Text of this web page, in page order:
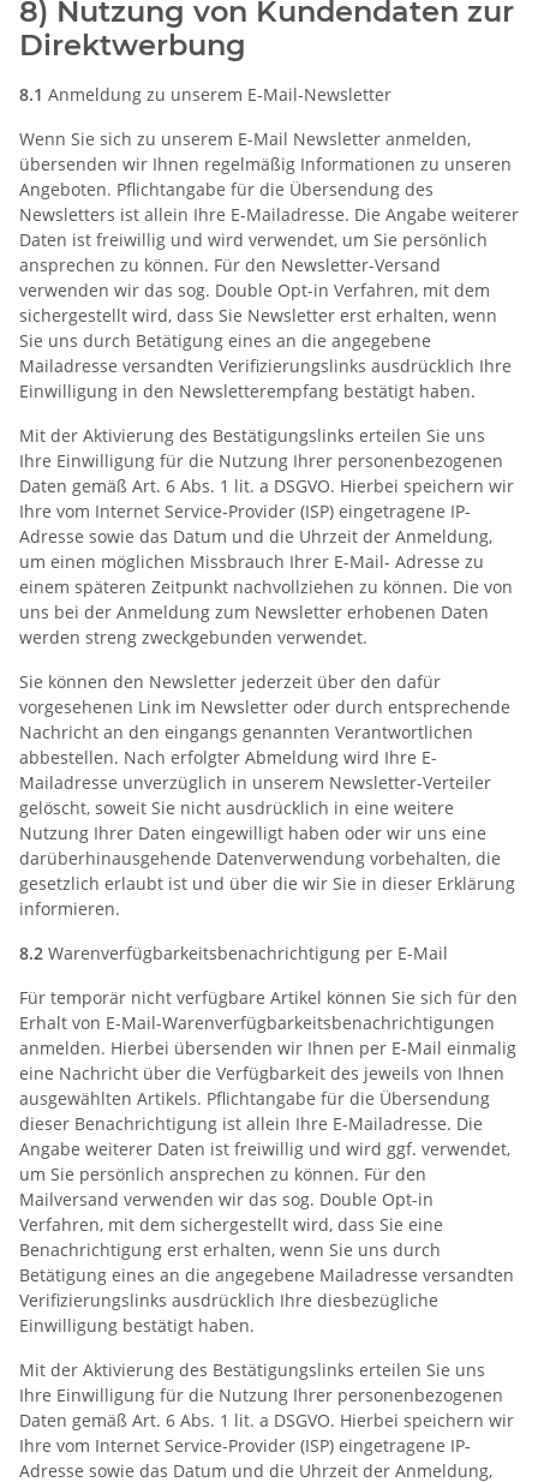
8) Nutzung von Kundendaten zur
Direktwerbung
8.1 Anmeldung zu unserem E-Mail-Newsletter
Wenn Sie sich zu unserem E-Mail Newsletter anmelden,
übersenden wir Ihnen regelmäßig Informationen zu unseren
Angeboten. Pflichtangabe für die Übersendung des
Newsletters ist allein Ihre E-Mailadresse. Die Angabe weiterer
Daten ist freiwillig und wird verwendet, um Sie persönlich
ansprechen zu können. Für den Newsletter-Versand
verwenden wir das sog. Double Opt-in Verfahren, mit dem
sichergestellt wird, dass Sie Newsletter erst erhalten, wenn
Sie uns durch Betätigung eines an die angegebene
Mailadresse versandten Verifizierungslinks ausdrücklich Ihre
Einwilligung in den Newsletterempfang bestätigt haben.
Mit der Aktivierung des Bestätigungslinks erteilen Sie uns
Ihre Einwilligung für die Nutzung Ihrer personenbezogenen
Daten gemäß Art. 6 Abs. 1 lit. a DSGVO. Hierbei speichern wir
Ihre vom Internet Service-Provider (ISP) eingetragene IP-
Adresse sowie das Datum und die Uhrzeit der Anmeldung,
um einen möglichen Missbrauch Ihrer E-Mail- Adresse zu
einem späteren Zeitpunkt nachvollziehen zu können. Die von
uns bei der Anmeldung zum Newsletter erhobenen Daten
werden streng zweckgebunden verwendet.
Sie können den Newsletter jederzeit über den dafür
vorgesehenen Link im Newsletter oder durch entsprechende
Nachricht an den eingangs genannten Verantwortlichen
abbestellen. Nach erfolgter Abmeldung wird Ihre E-
Mailadresse unverzüglich in unserem Newsletter-Verteiler
gelöscht, soweit Sie nicht ausdrücklich in eine weitere
Nutzung Ihrer Daten eingewilligt haben oder wir uns eine
darüberhinausgehende Datenverwendung vorbehalten, die
gesetzlich erlaubt ist und über die wir Sie in dieser Erklärung
informieren.
8.2 Warenverfügbarkeitsbenachrichtigung per E-Mail
Für temporär nicht verfügbare Artikel können Sie sich für den
Erhalt von E-Mail-Warenverfügbarkeitsbenachrichtigungen
anmelden. Hierbei übersenden wir Ihnen per E-Mail einmalig
eine Nachricht über die Verfügbarkeit des jeweils von Ihnen
ausgewählten Artikels. Pflichtangabe für die Übersendung
dieser Benachrichtigung ist allein Ihre E-Mailadresse. Die
Angabe weiterer Daten ist freiwillig und wird ggf. verwendet,
um Sie persönlich ansprechen zu können. Für den
Mailversand verwenden wir das sog. Double Opt-in
Verfahren, mit dem sichergestellt wird, dass Sie eine
Benachrichtigung erst erhalten, wenn Sie uns durch
Betätigung eines an die angegebene Mailadresse versandten
Verifizierungslinks ausdrücklich Ihre diesbezügliche
Einwilligung bestätigt haben.
Mit der Aktivierung des Bestätigungslinks erteilen Sie uns
Ihre Einwilligung für die Nutzung Ihrer personenbezogenen
Daten gemäß Art. 6 Abs. 1 lit. a DSGVO. Hierbei speichern wir
Ihre vom Internet Service-Provider (ISP) eingetragene IP-
Adresse sowie das Datum und die Uhrzeit der Anmeldung,